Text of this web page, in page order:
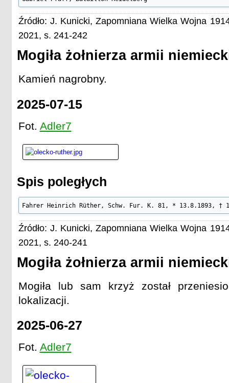
Źródło: J. Kunicki, Zapomniana Wielka Wojna
2021, s. 241-242
Mogiła żołnierza armii
Kamień nagrobny.
2025-07-15
Fot. Adler7
Spis poległych
Fahrer Heinrich Rüther, Schw. Fur. K. 81, * 13.8.1893, †
Źródło: J. Kunicki, Zapomniana Wielka Wojna
2021, s. 240-241
Mogiła żołnierza armii
Mogiła lub sam krzyż został
lokalizacji.
2025-06-27
Fot. Adler7